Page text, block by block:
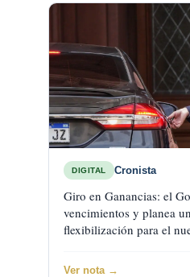
DIGITAL Cronista
Giro en Ganancias: el
vencimientos y planea
flexibilización para el
Ver nota →